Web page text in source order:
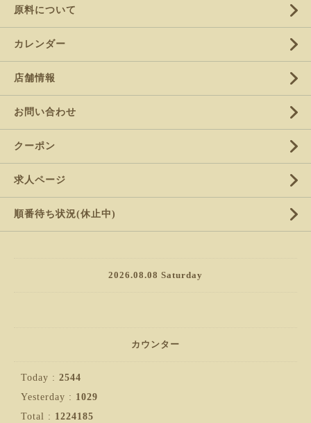
原料について
カレンダー
店舗情報
お問い合わせ
クーポン
求人ページ
順番待ち状況(休止中)
2026.08.08 Saturday
カウンター
Today : 2544
Yesterday : 1029
Total : 1224185